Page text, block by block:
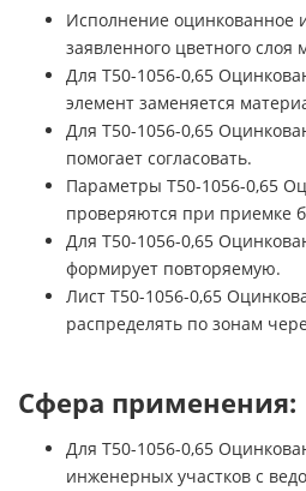
Исполнение оцинкованное
заявленного цветного слоя
Для Т50-1056-0,65
элемент заменяется
Для Т50-1056-0,65
помогает согласовать.
Параметры Т50-1056-0,65
проверяются при приемке
Для Т50-1056-0,65
формирует повторяемую.
Лист Т50-1056-0,65
распределять по зонам
Сфера применения:
Для Т50-1056-0,65
инженерных участков с